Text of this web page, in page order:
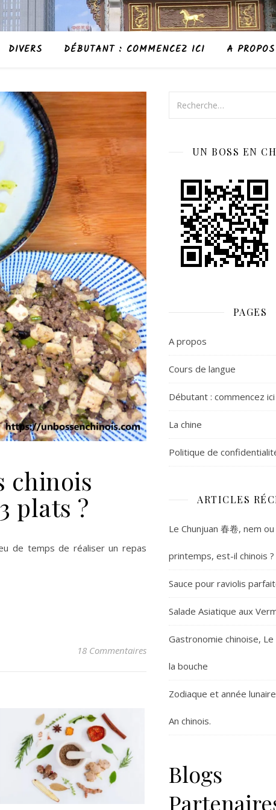
DIVERS DÉBUTANT : COMMENCEZ ICI A PROPOS
chinois
plats ?
de temps de réaliser un repas
18 Commentaires
UN BOSS EN
PAGES
A propos
Cours de langue
Débutant : commencez ici
La chine
Politique de
ARTICLES
Le Chunjuan 春卷, nem
printemps, est-il chinois ?
Sauce pour raviolis
Salade Asiatique aux
Gastronomie chinoise,
la bouche
Zodiaque et année
An chinois.
Blogs